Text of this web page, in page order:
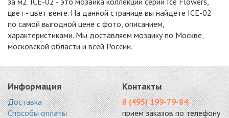
WHITE CRUSH
7650 руб. / кв.м.
цвет - цвет венге. На данной странице вы найдете ICE-02
по самой выгодной цене с фото, описанием,
характеристиками. Мы доставляем мозаику по Москве,
московской области и всей России.
Информация
Доставка
Способы оплаты
Контакты
8 (495) 199-79-84
прием заказов по телефону